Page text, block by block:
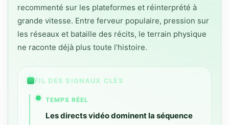
recommenté sur les plateformes et réinterprété à
grande vitesse. Entre ferveur populaire, pression sur
les réseaux et bataille des récits, le terrain physique
ne raconte déjà plus toute l’histoire.
FIL DES SIGNAUX CLÉS
TEMPS RÉEL
Les directs vidéo dominent la séquence